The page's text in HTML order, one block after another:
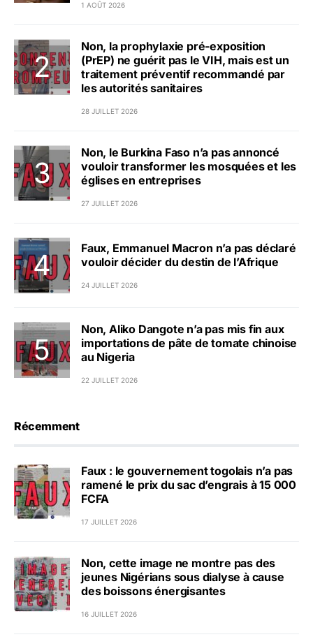
1 AOÛT 2026
Non, la prophylaxie pré-exposition
(PrEP) ne guérit pas le VIH, mais est un
traitement préventif recommandé par
les autorités sanitaires
28 JUILLET 2026
Non, le Burkina Faso n’a pas annoncé
vouloir transformer les mosquées et les
églises en entreprises
27 JUILLET 2026
Faux, Emmanuel Macron n’a pas déclaré
vouloir décider du destin de l’Afrique
24 JUILLET 2026
Non, Aliko Dangote n’a pas mis fin aux
importations de pâte de tomate chinoise
au Nigeria
22 JUILLET 2026
Récemment
Faux : le gouvernement togolais n’a pas
ramené le prix du sac d’engrais à 15 000
FCFA
17 JUILLET 2026
Non, cette image ne montre pas des
jeunes Nigérians sous dialyse à cause
des boissons énergisantes
16 JUILLET 2026